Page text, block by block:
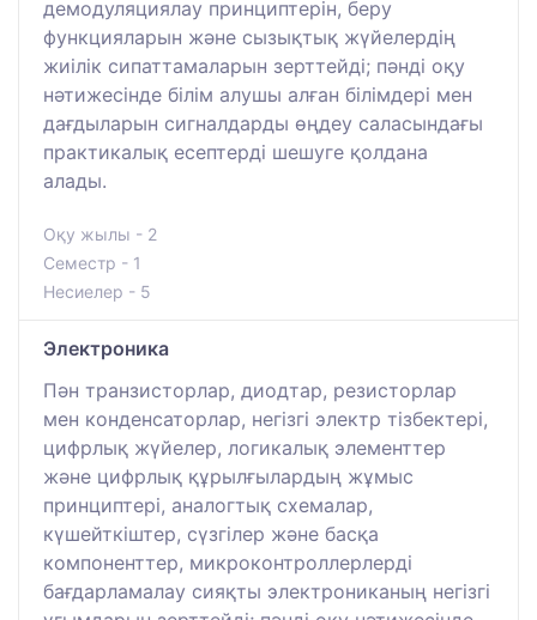
демодуляциялау принциптерін, беру
функцияларын және сызықтық жүйелердің
жиілік сипаттамаларын зерттейді; пәнді оқу
нәтижесінде білім алушы алған білімдері мен
дағдыларын сигналдарды өңдеу саласындағы
практикалық есептерді шешуге қолдана
алады.
Оқу жылы - 2
Семестр - 1
Несиелер - 5
Электроника
Пән транзисторлар, диодтар, резисторлар
мен конденсаторлар, негізгі электр тізбектері,
цифрлық жүйелер, логикалық элементтер
және цифрлық құрылғылардың жұмыс
принциптері, аналогтық схемалар,
күшейткіштер, сүзгілер және басқа
компоненттер, микроконтроллерлерді
бағдарламалау сияқты электрониканың негізгі